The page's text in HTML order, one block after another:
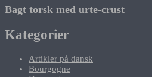
Bagt torsk med urte-crust
Kategorier
Artikler på dansk
Bourgogne